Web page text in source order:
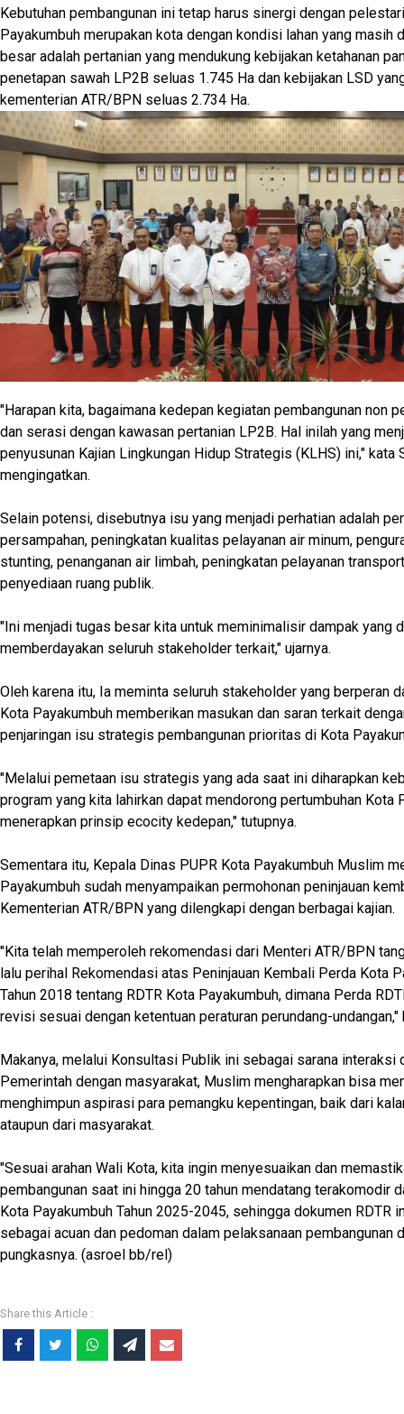
Kebutuhan pembangunan ini tetap harus sinergi dengan
Payakumbuh merupakan kota dengan kondisi lahan yang masih
besar adalah pertanian yang mendukung kebijakan ketahanan
penetapan sawah LP2B seluas 1.745 Ha dan kebijakan LSD
kementerian ATR/BPN seluas 2.734 Ha.
"Harapan kita, bagaimana kedepan kegiatan pembangunan non
dan serasi dengan kawasan pertanian LP2B. Hal inilah yang
penyusunan Kajian Lingkungan Hidup Strategis (KLHS) ini," kata
mengingatkan.
Selain potensi, disebutnya isu yang menjadi perhatian adalah
persampahan, peningkatan kualitas pelayanan air minum,
stunting, penanganan air limbah, peningkatan pelayanan
penyediaan ruang publik.
"Ini menjadi tugas besar kita untuk meminimalisir dampak yang
memberdayakan seluruh stakeholder terkait," ujarnya.
Oleh karena itu, Ia meminta seluruh stakeholder yang berperan
Kota Payakumbuh memberikan masukan dan saran terkait
penjaringan isu strategis pembangunan prioritas di Kota
"Melalui pemetaan isu strategis yang ada saat ini diharapkan
program yang kita lahirkan dapat mendorong pertumbuhan Kota
menerapkan prinsip ecocity kedepan," tutupnya.
Sementara itu, Kepala Dinas PUPR Kota Payakumbuh Muslim
Payakumbuh sudah menyampaikan permohonan peninjauan
Kementerian ATR/BPN yang dilengkapi dengan berbagai kajian.
"Kita telah memperoleh rekomendasi dari Menteri ATR/BPN
lalu perihal Rekomendasi atas Peninjauan Kembali Perda Kota
Tahun 2018 tentang RDTR Kota Payakumbuh, dimana Perda
revisi sesuai dengan ketentuan peraturan perundang-undangan,"
Makanya, melalui Konsultasi Publik ini sebagai sarana interaksi
Pemerintah dengan masyarakat, Muslim mengharapkan bisa
menghimpun aspirasi para pemangku kepentingan, baik dari
ataupun dari masyarakat.
"Sesuai arahan Wali Kota, kita ingin menyesuaikan dan
pembangunan saat ini hingga 20 tahun mendatang terakomodir
Kota Payakumbuh Tahun 2025-2045, sehingga dokumen RDTR
sebagai acuan dan pedoman dalam pelaksanaan pembangunan
pungkasnya. (asroel bb/rel)